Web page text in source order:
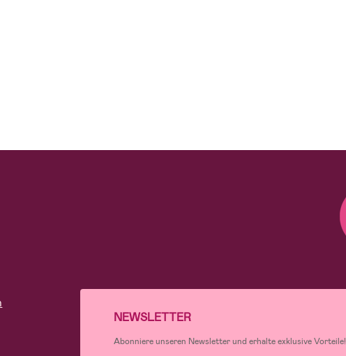
NEWSLETTER
Abonniere unseren Newsletter und erhalte exklusive Vorteile!